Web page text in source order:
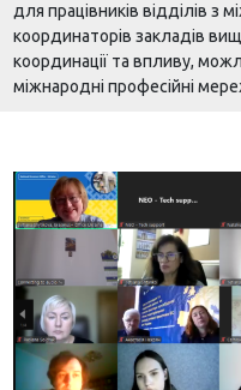
для працівників відділів з
координаторів закладів
координації та впливу,
міжнародні професійні